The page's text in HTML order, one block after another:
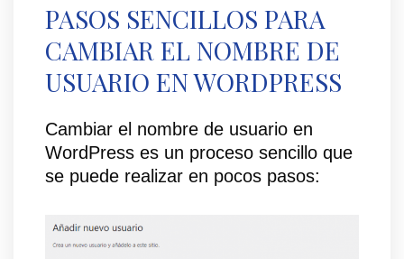
PASOS SENCILLOS PARA
CAMBIAR EL NOMBRE DE
USUARIO EN WORDPRESS
Cambiar el nombre de usuario en
WordPress es un proceso sencillo que
se puede realizar en pocos pasos: